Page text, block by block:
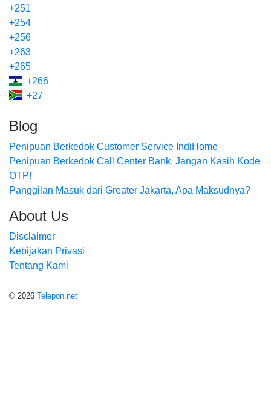
+251
+254
+256
+263
+265
+266
+27
Blog
Penipuan Berkedok Customer Service IndiHome
Penipuan Berkedok Call Center Bank. Jangan Kasih Kode
OTP!
Panggilan Masuk dari Greater Jakarta, Apa Maksudnya?
About Us
Disclaimer
Kebijakan Privasi
Tentang Kami
© 2026 Telepon.net